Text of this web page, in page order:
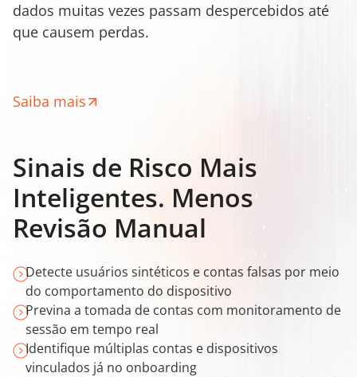
dados muitas vezes passam despercebidos até
que causem perdas.
Saiba mais
Sinais de Risco Mais
Inteligentes. Menos
Revisão Manual
Detecte usuários sintéticos e contas falsas por meio
do comportamento do dispositivo
Previna a tomada de contas com monitoramento de
sessão em tempo real
Identifique múltiplas contas e dispositivos
vinculados já no onboarding